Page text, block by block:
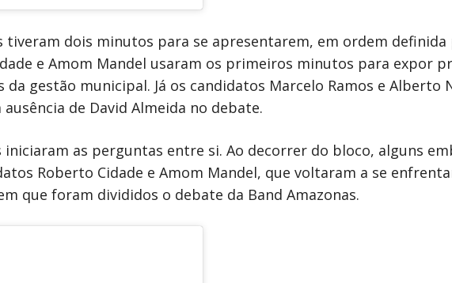
dois minutos para se apresentarem, em ordem
e Amom Mandel usaram os primeiros minutos para expor
gestão municipal. Já os candidatos Marcelo Ramos e Alberto
de David Almeida no debate.
as perguntas entre si. Ao decorrer do bloco, alguns
Roberto Cidade e Amom Mandel, que voltaram a se
que foram divididos o debate da Band Amazonas.